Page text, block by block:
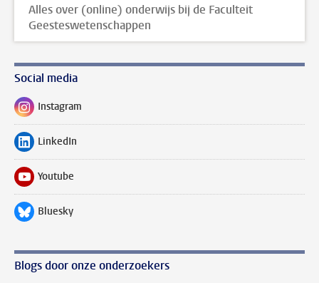
Alles over (online) onderwijs bij de Faculteit
Geesteswetenschappen
Social media
Volg ons op
Instagram
Volg ons op
LinkedIn
Volg ons op
Youtube
Volg ons op
Bluesky
Blogs door onze onderzoekers